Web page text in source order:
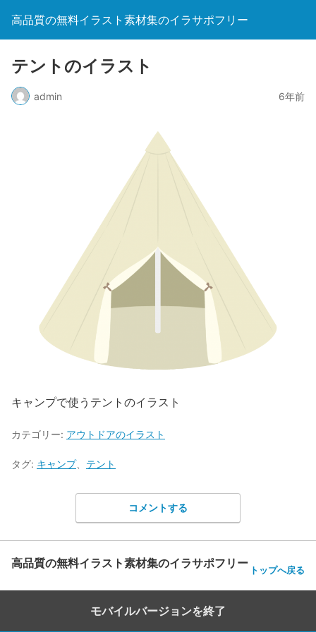
高品質の無料イラスト素材集のイラサポフリー
テントのイラスト
admin 6年前
キャンプで使うテントのイラスト
カテゴリー: アウトドアのイラスト
タグ: キャンプ、 テント
コメントする
高品質の無料イラスト素材集のイラサポフリー トップへ戻る
モバイルバージョンを終了